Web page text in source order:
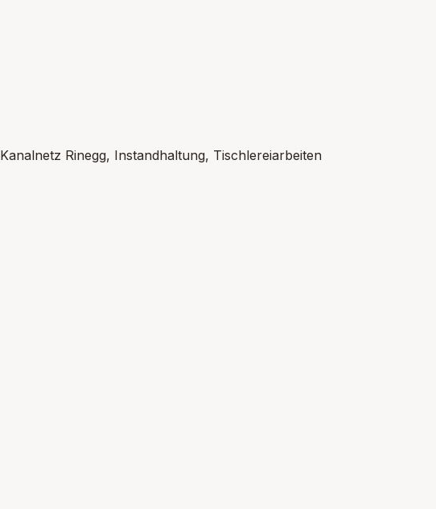
Rinegg, Instandhaltung, Tischlereiarbeiten